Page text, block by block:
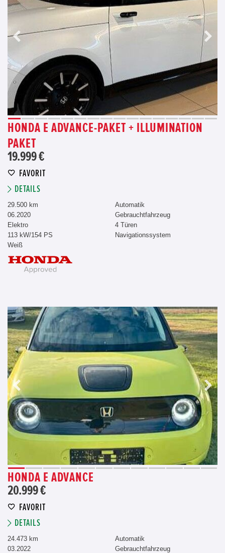
HONDA E ADVANCE-PAKET + ILLUMINATION
PAKET
19.999 €
FAVORIT
DETAILS
29.500 km
06.2020
Elektro
113 kW/154 PS
Weiß
Automatik
Gebrauchtfahrzeug
4 Türen
Navigationssystem
HONDA E ADVANCE
20.999 €
FAVORIT
DETAILS
24.473 km
03.2022
Automatik
Gebrauchtfahrzeug